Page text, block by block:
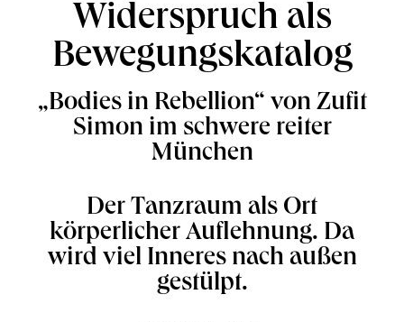
Widerspruch als
Bewegungskatalog
„Bodies in Rebellion“ von Zufit
Simon im schwere reiter
München
Der Tanzraum als Ort
körperlicher Auflehnung. Da
wird viel Inneres nach außen
gestülpt.